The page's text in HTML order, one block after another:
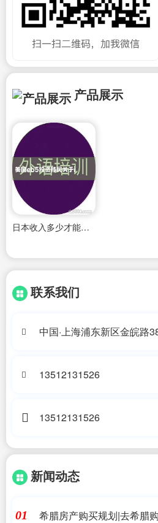
产品展示
日本收入多少才能在东京买房子呢
联系我们
中国·上海浦东新区金皖路
13512131526
13512131526
新闻动态
01
希腊房产购买规划|去希腊